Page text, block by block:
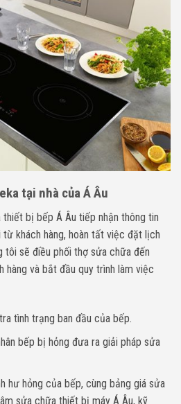
tại nhà của Á Âu
bị bếp Á Âu tiếp nhận thông tin
từ khách hàng, hoàn tất việc đặt lịch
tôi sẽ điều phối thợ sửa chữa đến
hàng và bắt đầu quy trình làm việc
tình trạng ban đầu của bếp.
bếp bị hỏng đưa ra giải pháp sửa
hư hỏng của bếp, cùng bảng giá sửa
sửa chữa thiết bị máy Á Âu, kỹ